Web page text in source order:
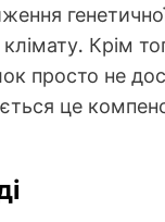
Крім
просто не
це